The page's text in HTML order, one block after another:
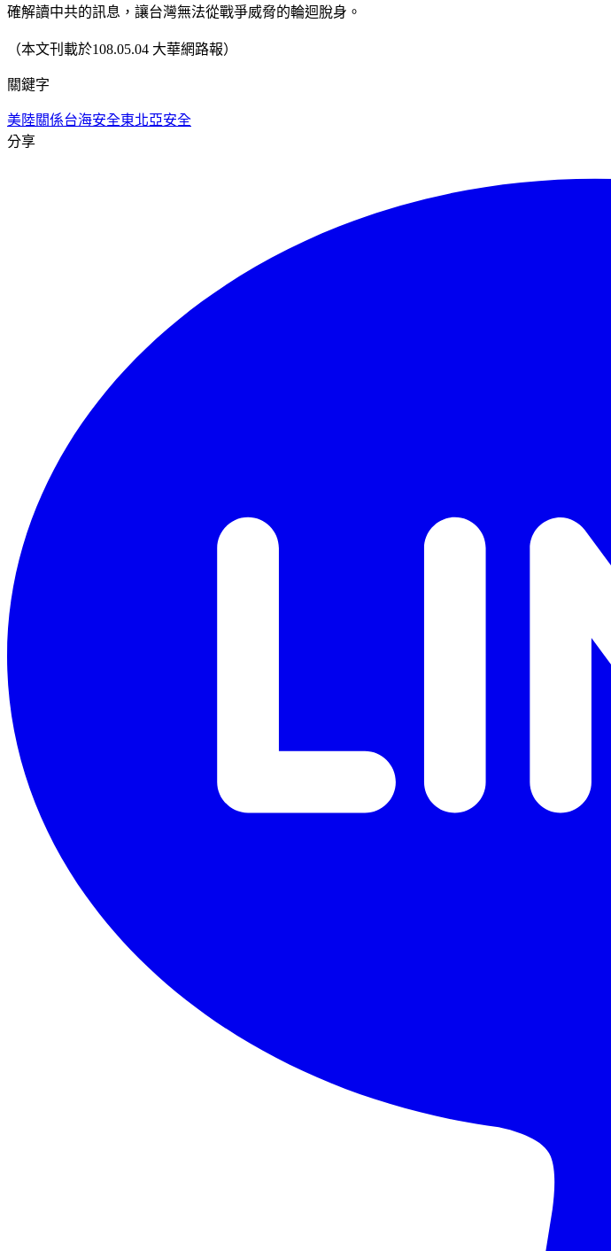
確解讀中共的訊息，讓台灣無法從戰爭威脅的輪迴脫身。
（本文刊載於108.05.04 大華網路報）
關鍵字
美陸關係台海安全東北亞安全
分享